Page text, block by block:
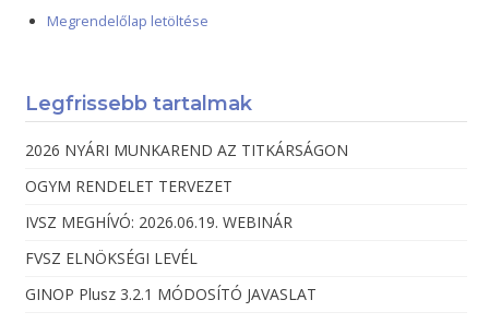
Megrendelőlap letöltése
Legfrissebb tartalmak
2026 NYÁRI MUNKAREND AZ TITKÁRSÁGON
OGYM RENDELET TERVEZET
IVSZ MEGHÍVÓ: 2026.06.19. WEBINÁR
FVSZ ELNÖKSÉGI LEVÉL
GINOP Plusz 3.2.1 MÓDOSÍTÓ JAVASLAT